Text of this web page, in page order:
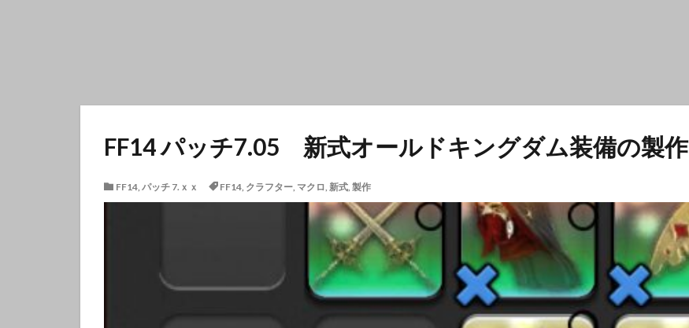
FF14 パッチ7.05 新式オールドキングダム装備の製作
FF14, パッチ 7.ｘｘ FF14, クラフター, マクロ, 新式, 製作